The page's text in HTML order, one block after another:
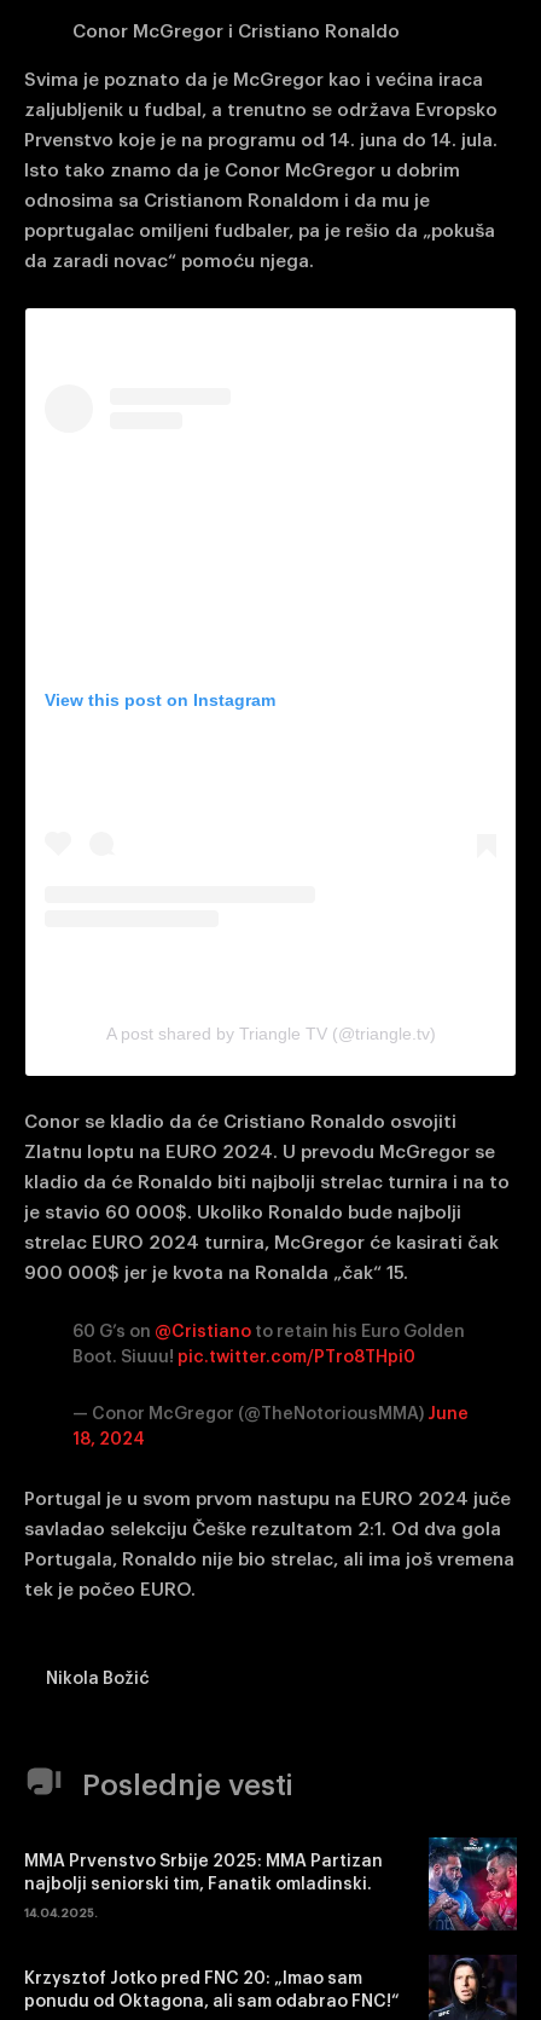
Conor McGregor i Cristiano Ronaldo
Svima je poznato da je McGregor kao i većina iraca
zaljubljenik u fudbal, a trenutno se održava Evropsko
Prvenstvo koje je na programu od 14. juna do 14. jula.
Isto tako znamo da je Conor McGregor u dobrim
odnosima sa Cristianom Ronaldom i da mu je
poprtugalac omiljeni fudbaler, pa je rešio da „pokuša
da zaradi novac“ pomoću njega.
View this post on Instagram
A post shared by Triangle TV (@triangle.tv)
Conor se kladio da će Cristiano Ronaldo osvojiti
Zlatnu loptu na EURO 2024. U prevodu McGregor se
kladio da će Ronaldo biti najbolji strelac turnira i na to
je stavio 60 000$. Ukoliko Ronaldo bude najbolji
strelac EURO 2024 turnira, McGregor će kasirati čak
900 000$ jer je kvota na Ronalda „čak“ 15.
60 G’s on @Cristiano to retain his Euro Golden
Boot. Siuuu! pic.twitter.com/PTro8THpi0
— Conor McGregor (@TheNotoriousMMA) June
18, 2024
Portugal je u svom prvom nastupu na EURO 2024 juče
savladao selekciju Češke rezultatom 2:1. Od dva gola
Portugala, Ronaldo nije bio strelac, ali ima još vremena
tek je počeo EURO.
Nikola Božić
Poslednje vesti
MMA Prvenstvo Srbije 2025: MMA Partizan
najbolji seniorski tim, Fanatik omladinski.
14.04.2025.
Krzysztof Jotko pred FNC 20: „Imao sam
ponudu od Oktagona, ali sam odabrao FNC!“